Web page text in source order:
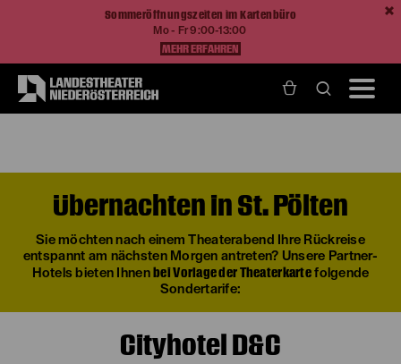
Sommeröffnungszeiten im Kartenbüro
Mo - Fr 9:00-13:00
MEHR ERFAHREN
Übernachten in St. Pölten
Sie möchten nach einem Theaterabend Ihre Rückreise
entspannt am nächsten Morgen antreten? Unsere Partner-
Hotels bieten Ihnen bei Vorlage der Theaterkartefolgende
Sondertarife:
Cityhotel D&C